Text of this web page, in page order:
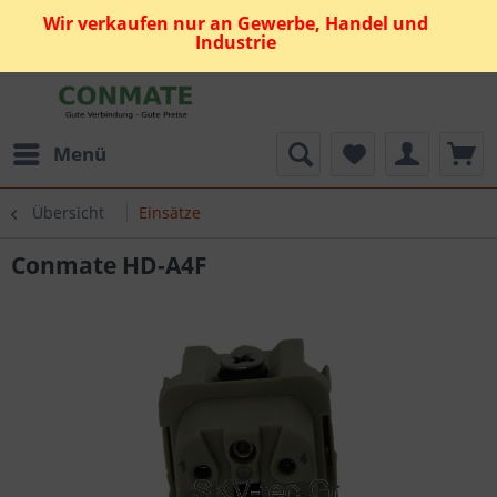
Wir verkaufen nur an Gewerbe, Handel und
Industrie
Menü
Übersicht Einsätze
Conmate HD-A4F